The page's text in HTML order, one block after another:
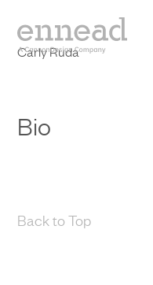
Carly Ruda
Bio
Back to Top